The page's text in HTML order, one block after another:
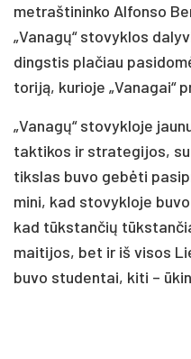
met­raš­ti­nin­ko Al­fon­so
„Va­na­gų“ sto­vyk­los
dings­tis pla­čiau
to­ri­ją, ku­rio­je „Va­na­gai“
„Va­na­gų“ sto­vyk­lo­je
tak­ti­kos ir stra­te­gi­jos,
tiks­las bu­vo ge­bė­ti
mi­ni, kad sto­vyk­lo­je
kad tūks­tan­čių
mai­ti­jos, bet ir iš vi­sos
bu­vo stu­den­tai, ki­ti –